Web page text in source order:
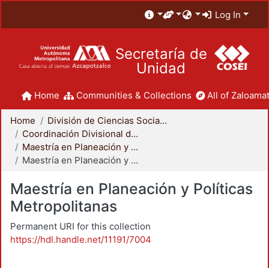
Log In
Secretaría de
Unidad
Home Communities & Collections All of
Home
División de Ciencias Sociales y Humanidades
Coordinación Divisional de Posgrado
Maestría en Planeación y Políticas Metropolitanas
Maestría en Planeación y Políticas Metropolitanas
Maestría en Planeación y Políticas
Metropolitanas
Permanent URI for this collection
https://hdl.handle.net/11191/7004